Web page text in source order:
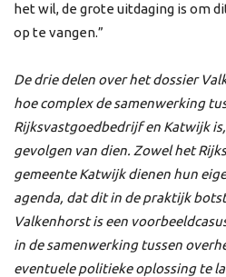
het wil, de grote uitdaging is om
op te vangen.”
De drie delen over het dossier
hoe complex de samenwerking
Rijksvastgoedbedrijf en Katwijk
gevolgen van dien. Zowel het
gemeente Katwijk dienen hun
agenda, dat dit in de praktijk
Valkenhorst is een
in de samenwerking tussen
eventuele politieke oplossing te